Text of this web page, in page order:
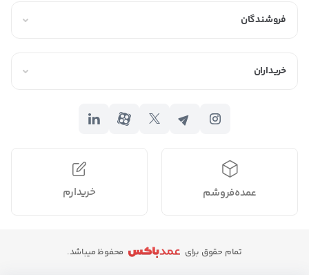
فروشندگان
خریداران
عمده‌فروشم خریدارم
تمام حقوق برای محفوظ میباشد.